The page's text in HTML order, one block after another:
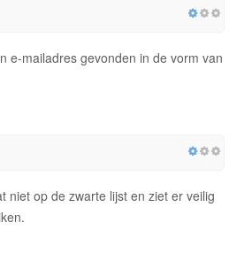
e-mailadres gevonden in de vorm van
niet op de zwarte lijst en ziet er veilig